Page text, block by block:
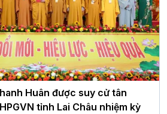
Huân được suy cử tân
tỉnh Lai Châu nhiệm kỳ